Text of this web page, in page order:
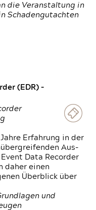
die Veranstaltung in
Schadengutachten
(EDR) –
Erfahrung in der
Aus-
Data Recorder
daher einen
Überblick über
und